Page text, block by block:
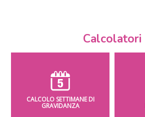
Calcolatori
CALCOLO SETTIMANE DI
GRAVIDANZA